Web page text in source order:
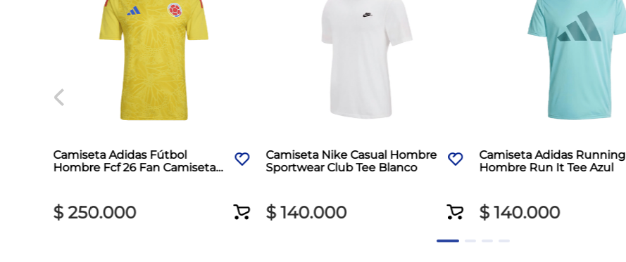
Camiseta Adidas Fútbol
Hombre Fcf 26 Fan Camiseta
$ 250.000
Camiseta Nike Casual Hombre
Sportwear Club Tee Blanco
$ 140.000
Camiseta Adidas Running
Hombre Run It Tee Azul
$ 140.000